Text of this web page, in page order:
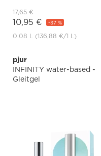
17,65 €
10,95 € -37 %
0.08 L (136,88 €/1 L)
pjur
INFINITY water-based -
Gleitgel